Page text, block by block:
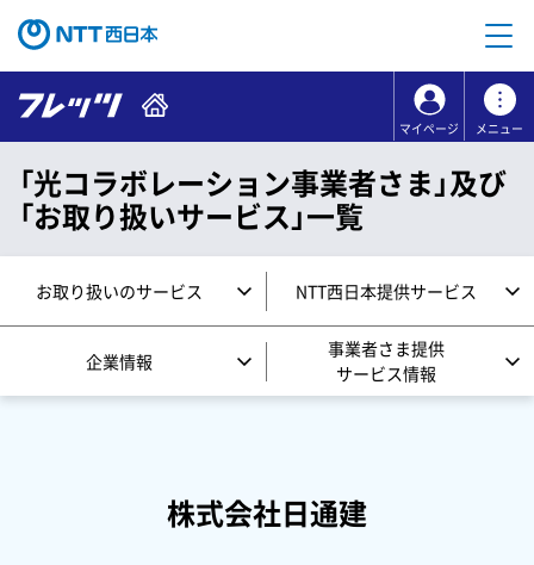
コンテンツのリンクナビゲーションへ移動
マイページ メニュー
「光コラボレーション事業者さま」及び
「お取り扱いサービス」一覧
お取り扱いのサービス NTT西日本提供サービス
企業情報
事業者さま提供
サービス情報
株式会社日通建